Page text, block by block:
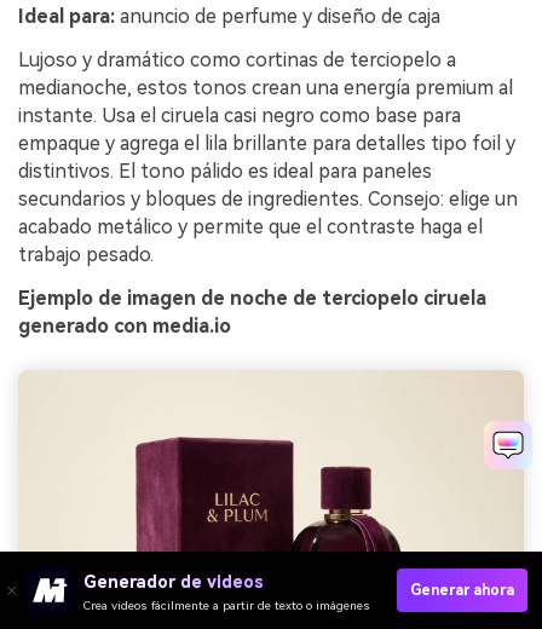
Ideal para: anuncio de perfume y diseño de caja
Lujoso y dramático como cortinas de terciopelo a
medianoche, estos tonos crean una energía premium al
instante. Usa el ciruela casi negro como base para
empaque y agrega el lila brillante para detalles tipo foil y
distintivos. El tono pálido es ideal para paneles
secundarios y bloques de ingredientes. Consejo: elige un
acabado metálico y permite que el contraste haga el
trabajo pesado.
Ejemplo de imagen de noche de terciopelo ciruela
generado con media.io
Generador de videos
Crea videos fácilmente a partir de texto o imágenes
Generar ahora